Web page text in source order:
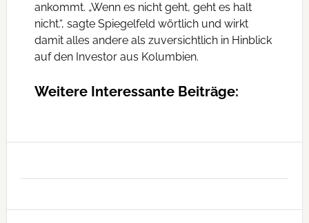
ankommt. „Wenn es nicht geht, geht es halt
nicht.“, sagte Spiegelfeld wörtlich und wirkt
damit alles andere als zuversichtlich in Hinblick
auf den Investor aus Kolumbien.
Weitere Interessante Beiträge: